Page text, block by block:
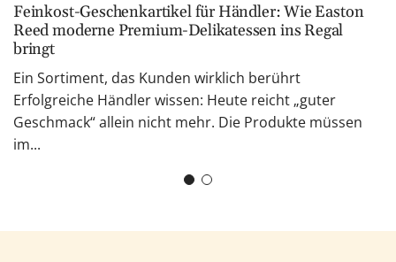
Feinkost-Geschenkartikel für Händler: Wie Easton
Reed moderne Premium-Delikatessen ins Regal
bringt
Ein Sortiment, das Kunden wirklich berührt
Erfolgreiche Händler wissen: Heute reicht „guter
Geschmack“ allein nicht mehr. Die Produkte müssen
im...